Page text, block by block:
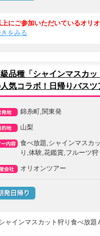
にご参加いただいているオリ
をみる
品種「シャインマスカ
気コラボ！日帰りバスツ
錦糸町,関東発
山梨
食べ放題,シャインマスカ
り,体験,花鑑賞,フルーツ狩
オリオンツアー
ャインマスカット狩り食べ放題